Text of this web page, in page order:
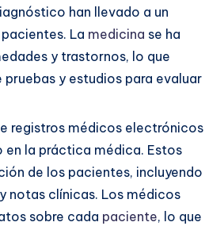
han llevado a un
La medicina se ha
y trastornos, lo que
y estudios para evaluar
registros médicos electrónicos
en la práctica médica. Estos
de los pacientes, incluyendo
notas clínicas. Los médicos
sobre cada paciente, lo que